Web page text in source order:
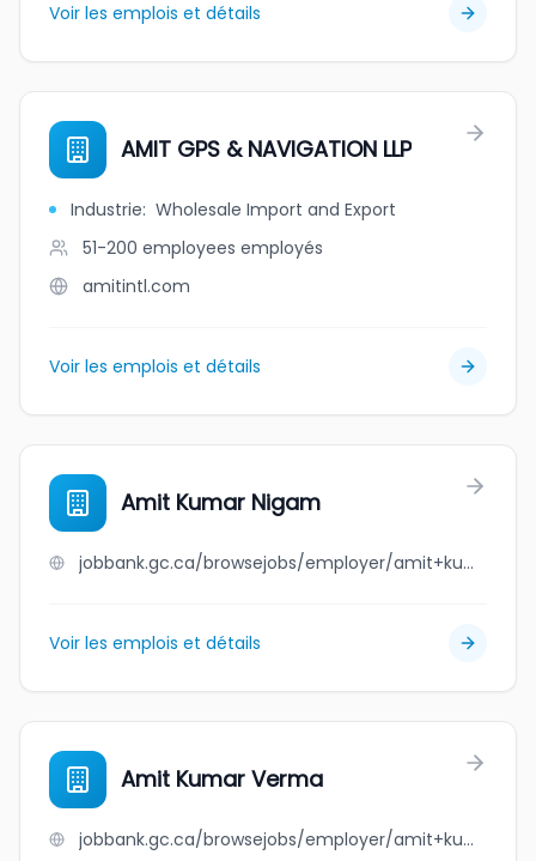
Voir les emplois et détails
AMIT GPS & NAVIGATION LLP
Industrie: Wholesale Import and Export
51-200 employees employés
amitintl.com
Voir les emplois et détails
Amit Kumar Nigam
jobbank.gc.ca/browsejobs/employer/amit+kumar+nigam/ca
Voir les emplois et détails
Amit Kumar Verma
jobbank.gc.ca/browsejobs/employer/amit+kumar+verma/ca